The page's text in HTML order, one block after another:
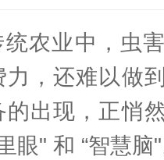
统农业中，虫
力，还难以做
的出现，正悄
眼" 和 “智慧脑"